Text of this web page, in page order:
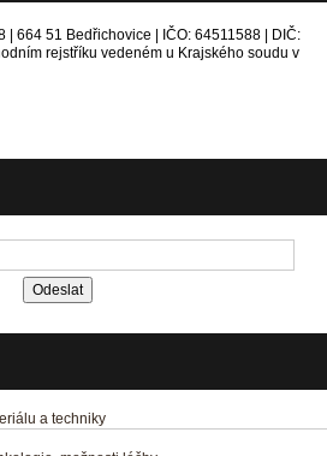
| 664 51 Bedřichovice | IČO: 64511588 | DIČ:
rejstříku vedeném u Krajského soudu v
a techniky